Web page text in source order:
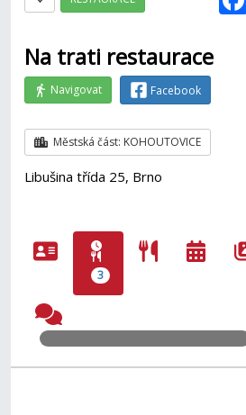
Na trati restaurace
Navigovat Facebook
Městská část: KOHOUTOVICE
Libušina třída 25, Brno
3